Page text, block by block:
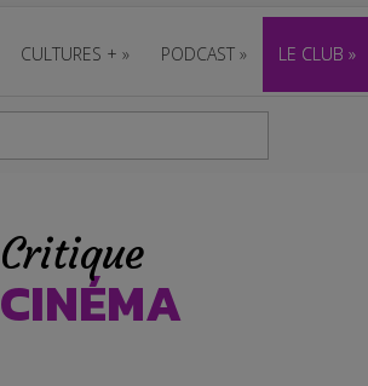
CULTURES + » PODCAST » LE CLUB »
Critique
CINÉMA